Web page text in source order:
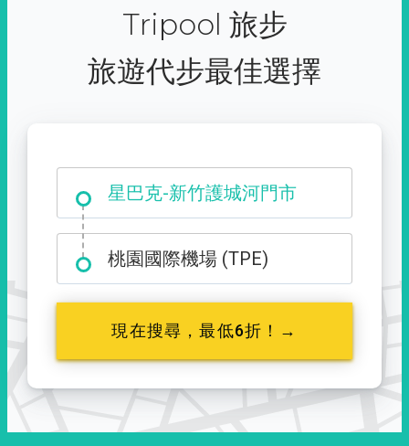
Tripool 旅步
旅遊代步最佳選擇
星巴克-新竹護城河門市
大霸尖山登山口
桃園國際機場 (TPE)
現在搜尋，最低6折！→